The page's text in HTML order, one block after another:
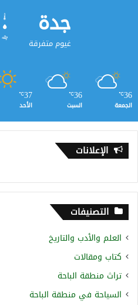
جدة
غيوم متفرقة
36
℃
الجمعة
36
℃
السبت
37
℃
الأحد
الإعلانات
التصنيفات
العلم والأدب والتاريخ
كتاب ومقالات
تراث منطقة الباحة
السياحة في منطقة الباحة